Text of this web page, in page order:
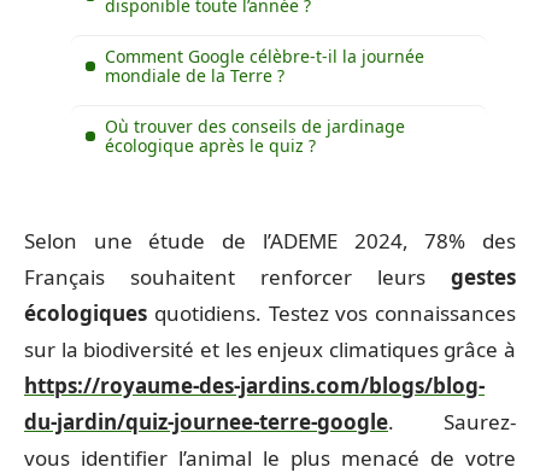
disponible toute l’année ?
Comment Google célèbre-t-il la journée
mondiale de la Terre ?
Où trouver des conseils de jardinage
écologique après le quiz ?
Selon une étude de l’ADEME 2024, 78% des
Français souhaitent renforcer leurs gestes
écologiques quotidiens. Testez vos connaissances
sur la biodiversité et les enjeux climatiques grâce à
https://royaume-des-jardins.com/blogs/blog-
du-jardin/quiz-journee-terre-google. Saurez-
vous identifier l’animal le plus menacé de votre